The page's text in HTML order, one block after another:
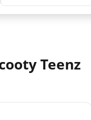
Teenz